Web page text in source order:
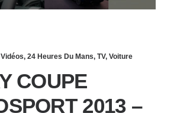
Vidéos, 24 Heures Du Mans, TV, Voiture
COUPE
2013 –